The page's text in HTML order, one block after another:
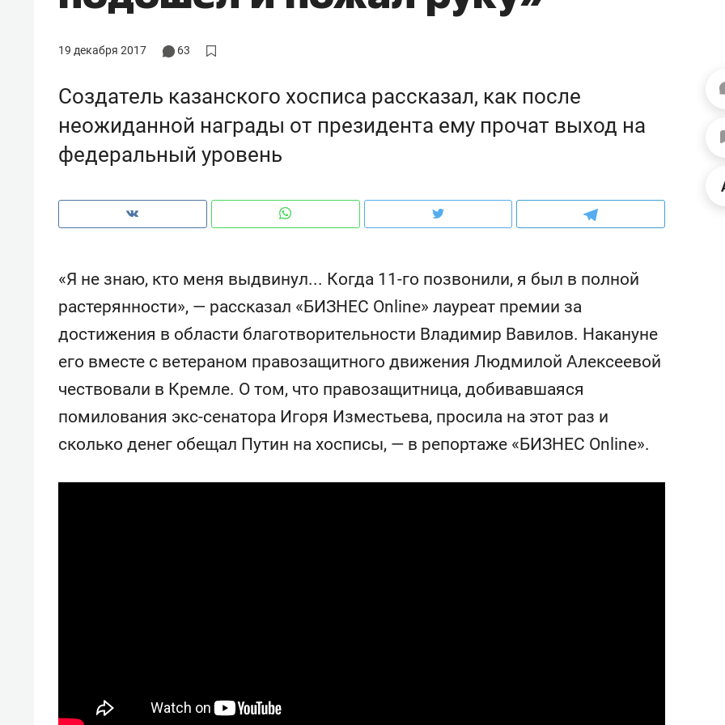
19 декабря 2017 63
Создатель казанского хосписа рассказал, как после
неожиданной награды от президента ему прочат выход на
федеральный уровень
«Я не знаю, кто меня выдвинул... Когда 11-го позвонили, я был в полной
растерянности», — рассказал «БИЗНЕС Online» лауреат премии за
достижения в области благотворительности Владимир Вавилов. Накануне
его вместе с ветераном правозащитного движения Людмилой Алексеевой
чествовали в Кремле. О том, что правозащитница, добивавшаяся
помилования экс-сенатора Игоря Изместьева, просила на этот раз и
сколько денег обещал Путин на хосписы, — в репортаже «БИЗНЕС Online».
о трехкратном росте цен, дотошных
Падел, фитнес, танцы и даже
ниндзя-зал: как ТРЦ «Франт»
стал Меккой для любителей
спорта
Психотерапевт «Фороса»:
«Директорский невроз» –
когда человек не считает
свою сверхнагрузку
стрессом»
Наседкина: «Ремонт
с мебелью за 2
для меня это